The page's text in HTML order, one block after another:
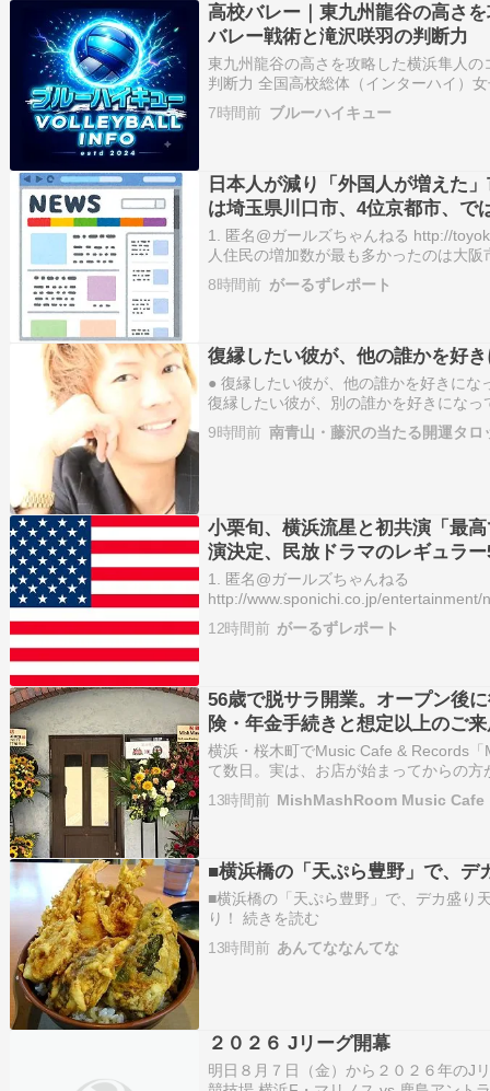
高校バレー｜東九州龍谷の高さ
バレー戦術と滝沢咲羽の判断力
東九州龍谷の高さを攻略した横浜隼人
判断力 全国高校総体（インターハイ）
果たしました。決勝の相手は、高さと
の実力を持つ東九州龍谷。多くの観客
7時間前 ブルーハイキュー
日本人が減り「外国人が増えた
は埼玉県川口市、4位京都市、で
1. 匿名@ガールズちゃんねる http://
人住民の増加数が最も多かったのは大
た。同じ期間に日本人住民は5191人減
れを大きく上回り、総人口は…
8時間前 がーるずレポート
復縁したい彼が、他の誰かを好
● 復縁したい彼が、他の誰かを好きにな
復縁したい彼が、別の誰かを好きにな
結婚してしまった。そういう情報を、
て、あると思います。そんな時、失意
9時間前 南青山・藤沢の当たる開運タロ
小栗旬、横浜流星と初共演「最
演決定、民放ドラマのレギュラ
1. 匿名@ガールズちゃんねる
http://www.sponichi.co.jp/
横浜については「ご一緒するのは初め
12時間前 がーるずレポート
56歳で脱サラ開業。オープン後
険・年金手続きと想定以上のご
横浜・桜木町でMusic Cafe & Records
て数日。実は、お店が始まってからの
んあります。「店ができるまで」シリ
ら、「ずっと見ていました！」「どん
13時間前 MishMashRoom Music Cafe
■横浜橋の「天ぷら豊野」で、デ
■横浜橋の「天ぷら豊野」で、デカ盛り
り！ 続きを読む
13時間前 あんてななんてな
２０２６ Jリーグ開幕
明日８月７日（金）から２０２６年のJ